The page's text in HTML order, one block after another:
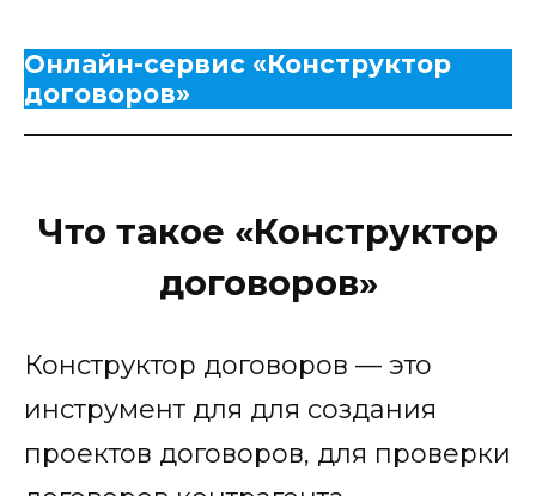
Онлайн-сервис «Конструктор
договоров»
Что такое «Конструктор
договоров»
Конструктор договоров — это
инструмент для для создания
проектов договоров, для проверки